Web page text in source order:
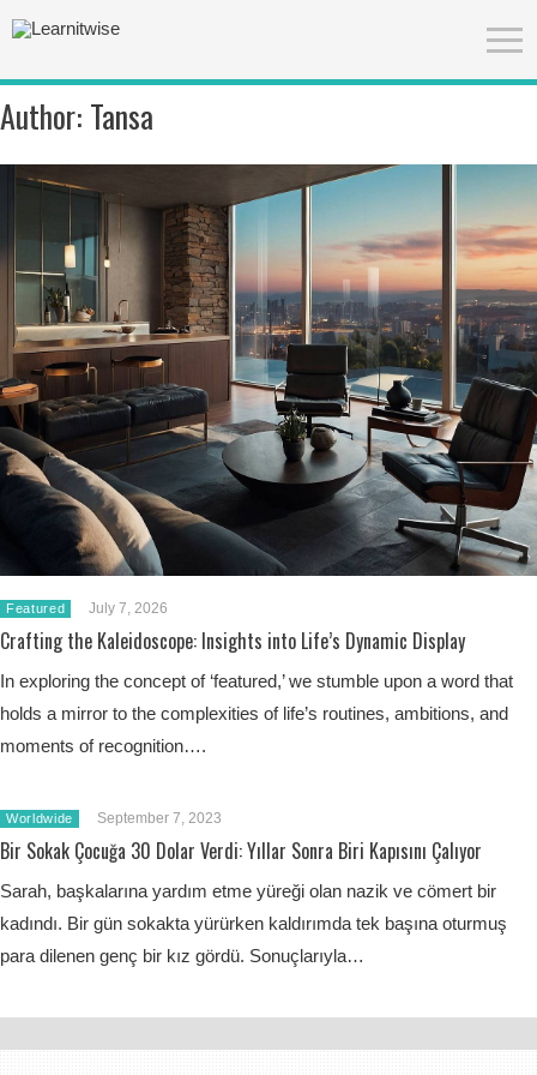
Author: Tansa
Featured July 7, 2026
Crafting the Kaleidoscope: Insights into Life’s Dynamic Display
In exploring the concept of ‘featured,’ we stumble upon a word that
holds a mirror to the complexities of life’s routines, ambitions, and
moments of recognition….
Worldwide September 7, 2023
Bir Sokak Çocuğa 30 Dolar Verdi: Yıllar Sonra Biri Kapısını Çalıyor
Sarah, başkalarına yardım etme yüreği olan nazik ve cömert bir
kadındı. Bir gün sokakta yürürken kaldırımda tek başına oturmuş
para dilenen genç bir kız gördü. Sonuçlarıyla…